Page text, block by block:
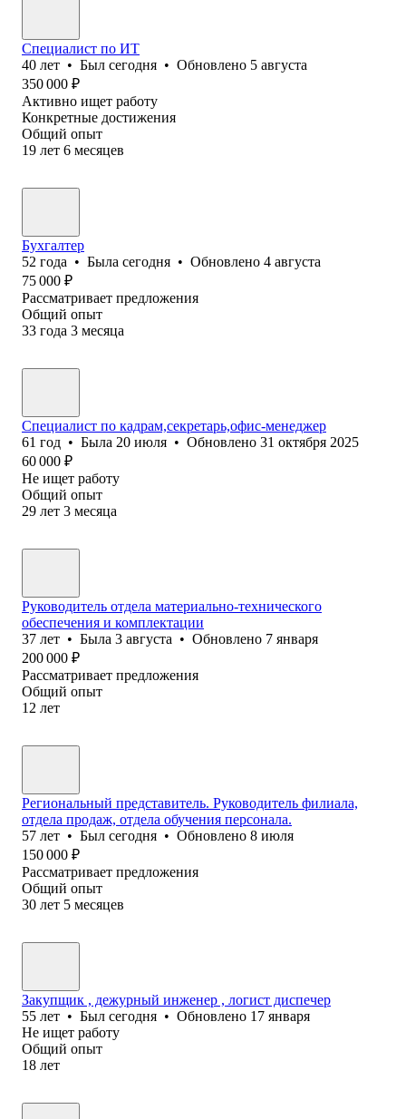
Специалист по ИТ
40 лет • Был сегодня • Обновлено 5 августа
350 000 ₽
Активно ищет работу
Конкретные достижения
Общий опыт
19 лет 6 месяцев
Бухгалтер
52 года • Была сегодня • Обновлено 4 августа
75 000 ₽
Рассматривает предложения
Общий опыт
33 года 3 месяца
Специалист по кадрам,секретарь,офис-менеджер
61 год • Была 20 июля • Обновлено 31 октября 2025
60 000 ₽
Не ищет работу
Общий опыт
29 лет 3 месяца
Руководитель отдела материально-технического
обеспечения и комплектации
37 лет • Была 3 августа • Обновлено 7 января
200 000 ₽
Рассматривает предложения
Общий опыт
12 лет
Региональный представитель. Руководитель филиала,
отдела продаж, отдела обучения персонала.
57 лет • Был сегодня • Обновлено 8 июля
150 000 ₽
Рассматривает предложения
Общий опыт
30 лет 5 месяцев
Закупщик , дежурный инженер , логист диспечер
55 лет • Был сегодня • Обновлено 17 января
Не ищет работу
Общий опыт
18 лет